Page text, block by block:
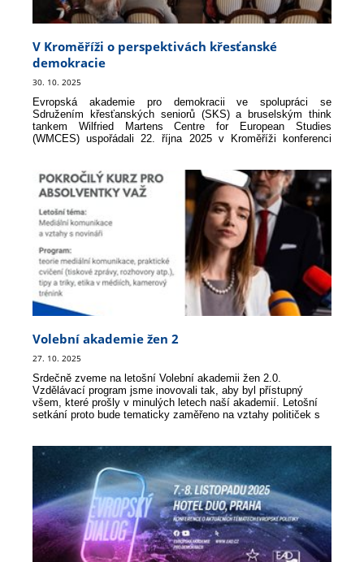
V Kroměříži o perspektivách křesťanské
demokracie
30. 10. 2025
Evropská akademie pro demokracii ve spolupráci se
Sdružením křesťanských seniorů (SKS) a bruselským think
tankem Wilfried Martens Centre for European Studies
(WMCES) uspořádali 22. října 2025 v Kroměříži konferenci
Volební akademie žen 2
27. 10. 2025
Srdečně zveme na letošní Volební akademii žen 2.0.
Vzdělávací program jsme inovovali tak, aby byl přístupný
všem, které prošly v minulých letech naší akademií. Letošní
setkání proto bude tematicky zaměřeno na vztahy političek s